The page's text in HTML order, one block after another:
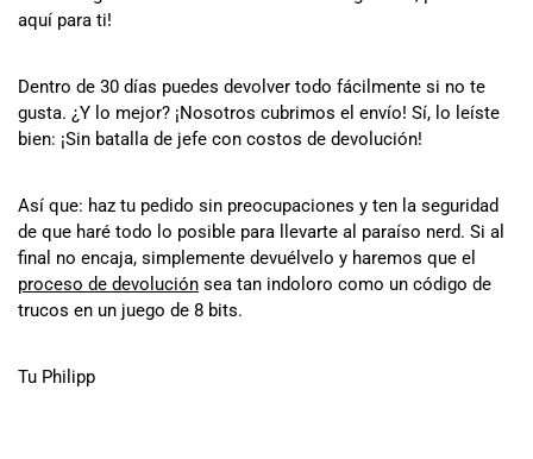
aquí para ti!
Dentro de 30 días puedes devolver todo fácilmente si no te
gusta. ¿Y lo mejor? ¡Nosotros cubrimos el envío! Sí, lo leíste
bien: ¡Sin batalla de jefe con costos de devolución!
Así que: haz tu pedido sin preocupaciones y ten la seguridad
de que haré todo lo posible para llevarte al paraíso nerd. Si al
final no encaja, simplemente devuélvelo y haremos que el
proceso de devolución sea tan indoloro como un código de
trucos en un juego de 8 bits.
Tu Philipp